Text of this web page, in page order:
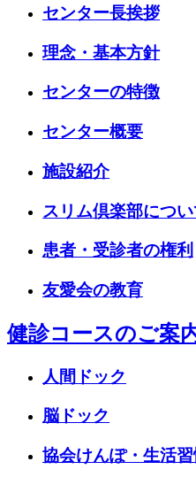
センター長挨拶
理念・基本方針
センターの特徴
センター概要
施設紹介
スリム倶楽部につい
患者・受診者の権利
友愛会の教育
健診コースのご案
人間ドック
脳ドック
協会けんぽ・生活